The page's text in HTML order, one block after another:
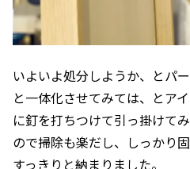
いよいよ処分しようか、とパ
と一体化させてみては、とア
に釘を打ちつけて引っ掛けて
ので掃除も楽だし、しっかり
すっきりと納まりました。